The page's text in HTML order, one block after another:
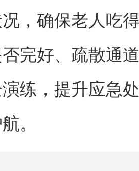
，确保老人吃
完好、疏散通
练，提升应急
。